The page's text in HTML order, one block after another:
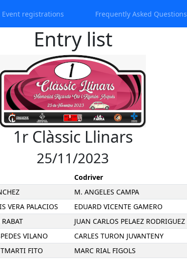
Event registrations Frequently Asked Questions
Entry list
1r Clàssic Llinars
25/11/2023
Codriver
M. ANGELES CAMPA
VERA PALACIOS EDUARD VICENTE GAMERO
JUAN CARLOS PELAEZ RODRIGUEZ
VILANO CARLES TURON JUVANTENY
FITO MARC RIAL FIGOLS